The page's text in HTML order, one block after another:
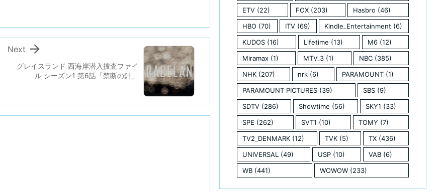
グレイスランド 西海岸潜入捜査ファイ
ル シーズン1 第6話「禁断の針」

Next
ETV (22) FOX(203) Hasbro (46)
HBO (70) ITV (69) Kindle_Entertainment (6)
KUDOS (16) Lifetime (13) M6 (12)
Miramax (1) MTV_3 (1) NBC(385)
NHK (207) nrk (6) PARAMOUNT(1)
PARAMOUNT PICTURES (39) SBS(9)
SDTV (286) Showtime (56) SKY1 (33)
SPE (262) SVT1 (10) TOMY (7)
TV2_DENMARK (12) TVK(5) TX (436)
UNIVERSAL (49) USP(10) VAB (6)
WB (441) WOWOW (233)